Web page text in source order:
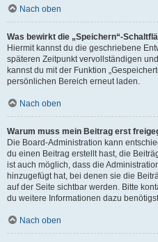
Nach oben
Was bewirkt die „Speichern“-
Hiermit kannst du die geschriebene
späteren Zeitpunkt vervollständigen
kannst du mit der Funktion
persönlichen Bereich erneut laden.
Nach oben
Warum muss mein Beitrag erst
Die Board-Administration kann
du einen Beitrag erstellt hast, die
ist auch möglich, dass die
hinzugefügt hat, bei denen sie die
auf der Seite sichtbar werden. Bitte
du weitere Informationen dazu
Nach oben